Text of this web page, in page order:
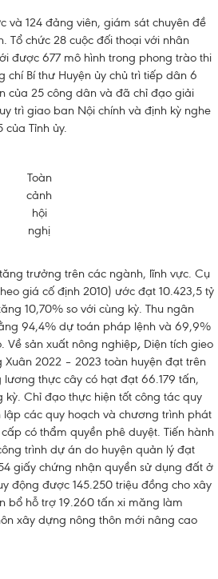
và 124 đảng viên, giám sát chuyên đề
Tổ chức 28 cuộc đối thoại với nhân
được 677 mô hình trong phong trào thi
chí Bí thư Huyện ủy chủ trì tiếp dân 6
của 25 công dân và đã chỉ đạo giải
trì giao ban Nội chính và định kỳ nghe
của Tỉnh ủy.
Toàn
cảnh
hội
nghị
trưởng trên các ngành, lĩnh vực. Cụ
giá cố định 2010) ước đạt 10.423,5 tỷ
10,70% so với cùng kỳ. Thu ngân
94,4% dự toán pháp lệnh và 69,9%
Về sản xuất nông nghiệp, Diện tích gieo
2022 – 2023 toàn huyện đạt trên
lương thực cây có hạt đạt 66.179 tấn,
kỳ. Chỉ đạo thực hiện tốt công tác quy
các quy hoạch và chương trình phát
có thẩm quyền phê duyệt. Tiến hành
trình dự án do huyện quản lý đạt
giấy chứng nhận quyền sử dụng đất ở
động được 145.250 triệu đồng cho xây
bổ hỗ trợ 19.260 tấn xi măng làm
xây dựng nông thôn mới nâng cao